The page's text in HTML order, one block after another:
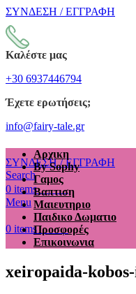
ΣΥΝΔΕΣΗ / ΕΓΓΡΑΦΗ
Καλέστε μας
+30 6937446794
Έχετε ερωτήσεις;
info@fairy-tale.gr
ΣΥΝΔΕΣΗ / ΕΓΓΡΑΦΗ
Search
0 items €0.00
Menu
0 items €0.00
Αρχικη
By Sophy
Γαμος
Βαπτιση
Μαιευτηριο
Παιδικο Δωματιο
Προσφορές
Επικοινωνια
xeiropaida-